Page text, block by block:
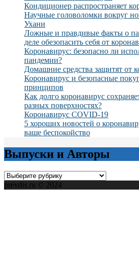
Кондиционер распространяет
Научные головоломки вокруг
Ухани
Ложные и правдивые факты о
деле обезопасить себя от
Коронавирус: безопасно ли
пандемии?
Домашние средства защитят от
Коронавирус и безопасные
принципов
Как долго коронавирус
разных поверхностях?
Коронавирус COVID-19
5 хороших новостей о
ваше беспокойство
Выпуски и Авторы
Выпуски
и
prevdis.ru © 2024